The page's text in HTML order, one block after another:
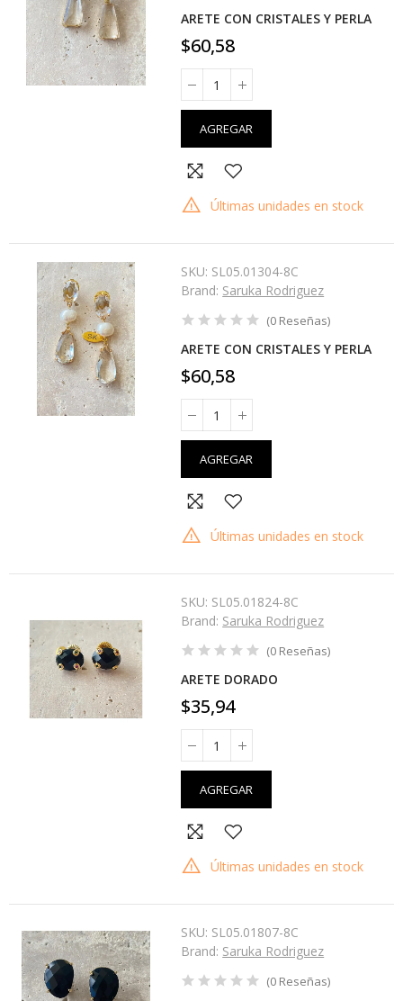
ARETE CON CRISTALES Y PERLA
$60,58
AGREGAR
Últimas unidades en stock
SKU: SL05.01304-8C
Brand: Saruka Rodriguez
(0 Reseñas)
ARETE CON CRISTALES Y PERLA
$60,58
AGREGAR
Últimas unidades en stock
SKU: SL05.01824-8C
Brand: Saruka Rodriguez
(0 Reseñas)
ARETE DORADO
$35,94
AGREGAR
Últimas unidades en stock
SKU: SL05.01807-8C
Brand: Saruka Rodriguez
(0 Reseñas)